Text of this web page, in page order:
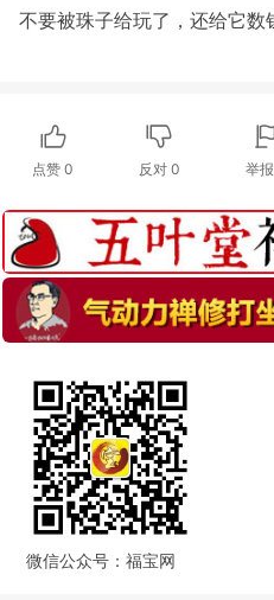
不要被珠子给玩了，还给它数
点赞0 反对 0 举
微信公众号：福宝网